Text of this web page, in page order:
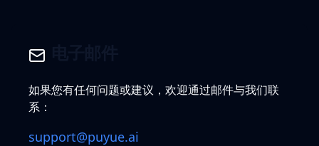
如果您有任何问题或建议，欢迎通过邮件与我们联
系：
support@puyue.ai